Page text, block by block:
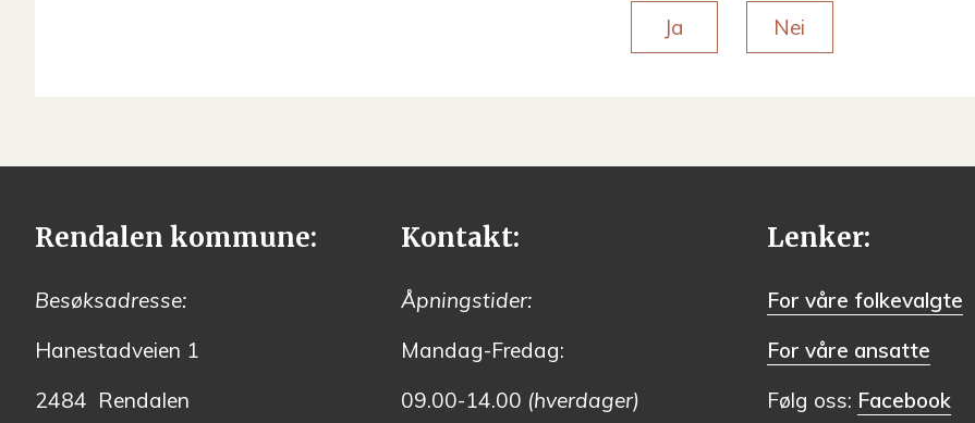
Ja Nei
Rendalen kommune:
Besøksadresse:
Hanestadveien 1
2484 Rendalen
Kontakt:
Åpningstider:
Mandag-Fredag:
09.00-14.00 (hverdager)
Lenker:
For våre folkevalgte
For våre ansatte
Følg oss: Facebook